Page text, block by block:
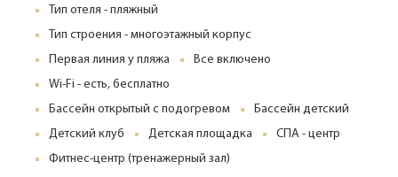
Тип отеля - пляжный
Тип строения - многоэтажный корпус
Первая линия у пляжа
Все включено
Wi-Fi - есть, бесплатно
Бассейн открытый с подогревом
Бассейн детский
Детский клуб
Детская площадка
СПА - центр
Фитнес-центр (тренажерный зал)